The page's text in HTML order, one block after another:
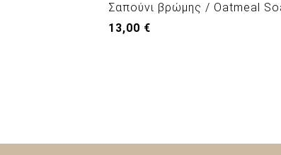
Σαπούνι βρώμης / Oatmeal
13,00 €